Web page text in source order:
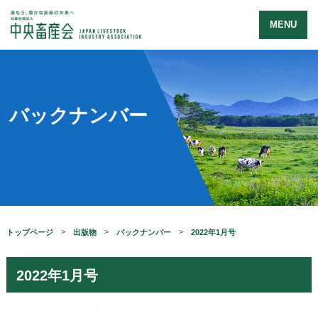
MENU
バックナンバー
トップページ 出版物 バックナンバー 2022年1月号
2022年1月号